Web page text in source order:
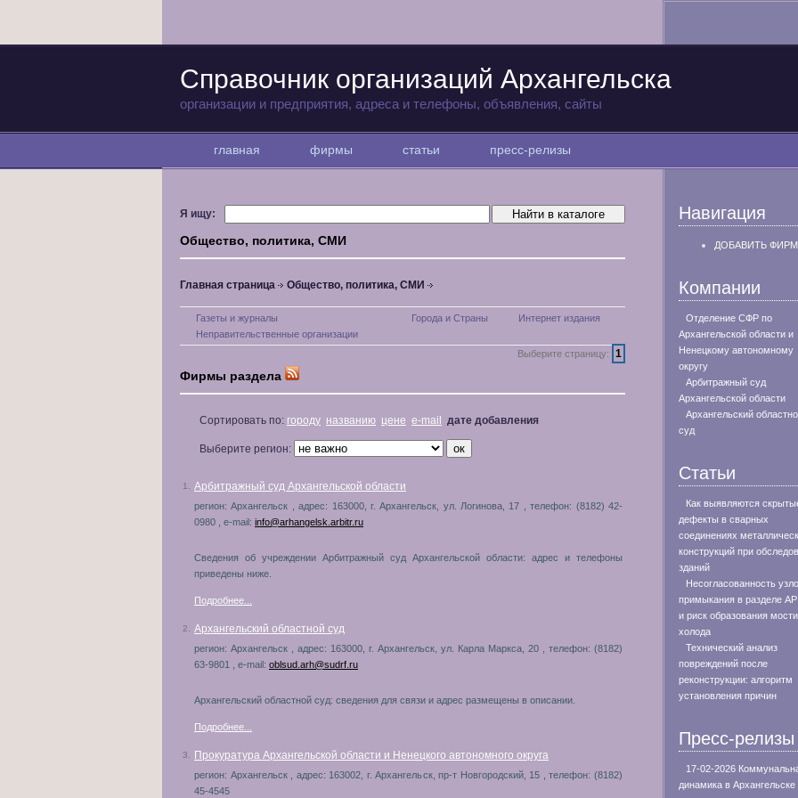
Справочник организаций Архангельска
организации и предприятия, адреса и телефоны, объявления, сайты
главная фирмы статьи пресс-релизы
Я ищу:
Общество, политика, СМИ
Главная страница Общество, политика, СМИ
Газеты и журналы Города и Страны
Интернет издания
Неправительственные организации
Выберите страницу:
1
Фирмы раздела
Сортировать по: городу названию цене e-mail дате добавления
Выберите регион:
1. Арбитражный суд Архангельской области
регион: Архангельск , адрес: 163000, г. Архангельск, ул. Логинова, 17 , телефон: (8182) 42-
0980 , e-mail: info@arhangelsk.arbitr.ru
Сведения об учреждении Арбитражный суд Архангельской области: адрес и телефоны
приведены ниже.
Подробнее...
2. Архангельский областной суд
регион: Архангельск , адрес: 163000, г. Архангельск, ул. Карла Маркса, 20 , телефон: (8182)
63-9801 , e-mail: oblsud.arh@sudrf.ru
Архангельский областной суд: сведения для связи и адрес размещены в описании.
Подробнее...
3. Прокуратура Архангельской области и Ненецкого автономного округа
регион: Архангельск , адрес: 163002, г. Архангельск, пр-т Новгородский, 15 , телефон: (8182)
45-4545
Навигация
ДОБАВИТЬ
Компании
Отделение СФР по
Архангельской области и
Ненецкому автономному
округу
Арбитражный суд
Архангельской области
Архангельский
суд
Статьи
Как выявляются
дефекты в сварных
соединениях
конструкций при
зданий
Несогласованность
примыкания в разделе
и риск образования
холода
Технический анализ
повреждений после
реконструкции: алгоритм
установления причин
Пресс-релизы
17-02-2026
динамика в Архангельске